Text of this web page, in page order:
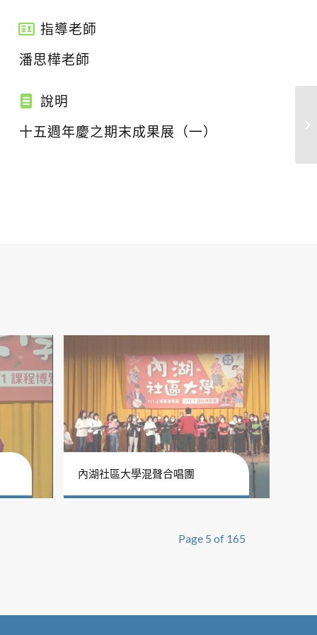
指導老師
潘思樺老師
說明
十五週年慶之期末成果展（一）
內湖社區大學混聲合唱團
Page 5 of 165